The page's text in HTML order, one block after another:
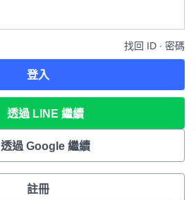
找回 ID ∙ 密碼
登入
透過 LINE 繼續
透過 Google 繼續
註冊